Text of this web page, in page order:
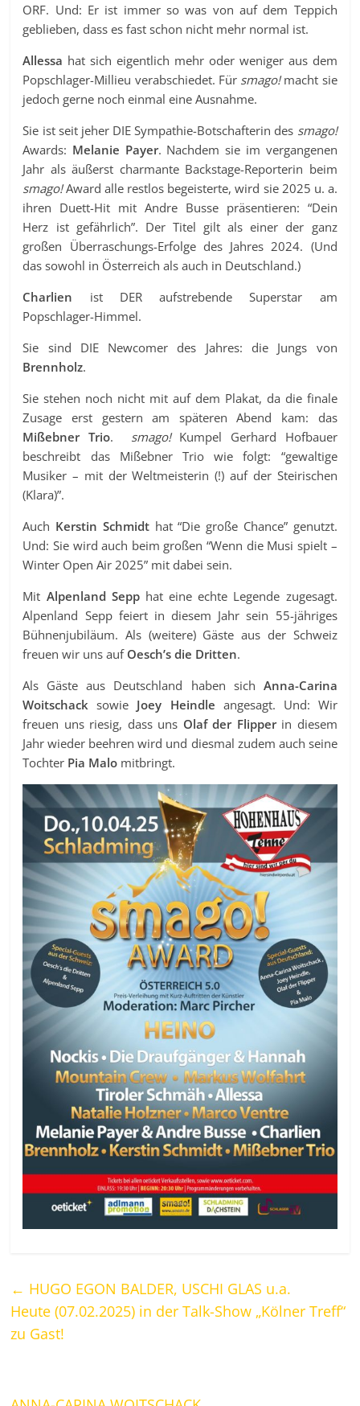
ORF. Und: Er ist immer so was von auf dem Teppich
geblieben, dass es fast schon nicht mehr normal ist.
Allessa hat sich eigentlich mehr oder weniger aus dem
Popschlager-Millieu verabschiedet. Für smago!macht sie
jedoch gerne noch einmal eine Ausnahme.
Sie ist seit jeher DIE Sympathie-Botschafterin des smago!
Awards: Melanie Payer. Nachdem sie im vergangenen
Jahr als äußerst charmante Backstage-Reporterin beim
smago!Award alle restlos begeisterte, wird sie 2025 u. a.
ihren Duett-Hit mit Andre Busse präsentieren: “Dein
Herz ist gefährlich”. Der Titel gilt als einer der ganz
großen Überraschungs-Erfolge des Jahres 2024. (Und
das sowohl in Österreich als auch in Deutschland.)
Charlien ist DER aufstrebende Superstar am
Popschlager-Himmel.
Sie sind DIE Newcomer des Jahres: die Jungs von
Brennholz.
Sie stehen noch nicht mit auf dem Plakat, da die finale
Zusage erst gestern am späteren Abend kam: das
Mißebner Trio. smago!Kumpel Gerhard Hofbauer
beschreibt das Mißebner Trio wie folgt: “gewaltige
Musiker – mit der Weltmeisterin (!) auf der Steirischen
(Klara)”.
Auch Kerstin Schmidthat “Die große Chance” genutzt.
Und: Sie wird auch beim großen “Wenn die Musi spielt –
Winter Open Air 2025” mit dabei sein.
Mit Alpenland Sepphat eine echte Legende zugesagt.
Alpenland Sepp feiert in diesem Jahr sein 55-jähriges
Bühnenjubiläum. Als (weitere) Gäste aus der Schweiz
freuen wir uns auf Oesch’s die Dritten.
Als Gäste aus Deutschland haben sich Anna-Carina
Woitschack sowie Joey Heindle angesagt. Und: Wir
freuen uns riesig, dass uns Olaf der Flipperin diesem
Jahr wieder beehren wird und diesmal zudem auch seine
Tochter Pia Malo mitbringt.
← HUGO EGON BALDER, USCHI GLAS u.a.
Heute (07.02.2025) in der Talk-Show „Kölner Treff“
zu Gast!